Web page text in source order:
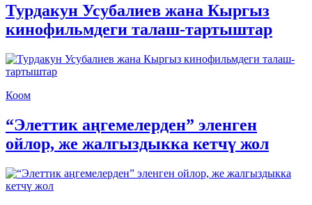
Турдакун Усубалиев жана Кыргыз
кинофильмдеги талаш-тартыштар
Коом
“Элеттик аңгемелерден” эленген
ойлор, же жалгыздыкка кетчү жол